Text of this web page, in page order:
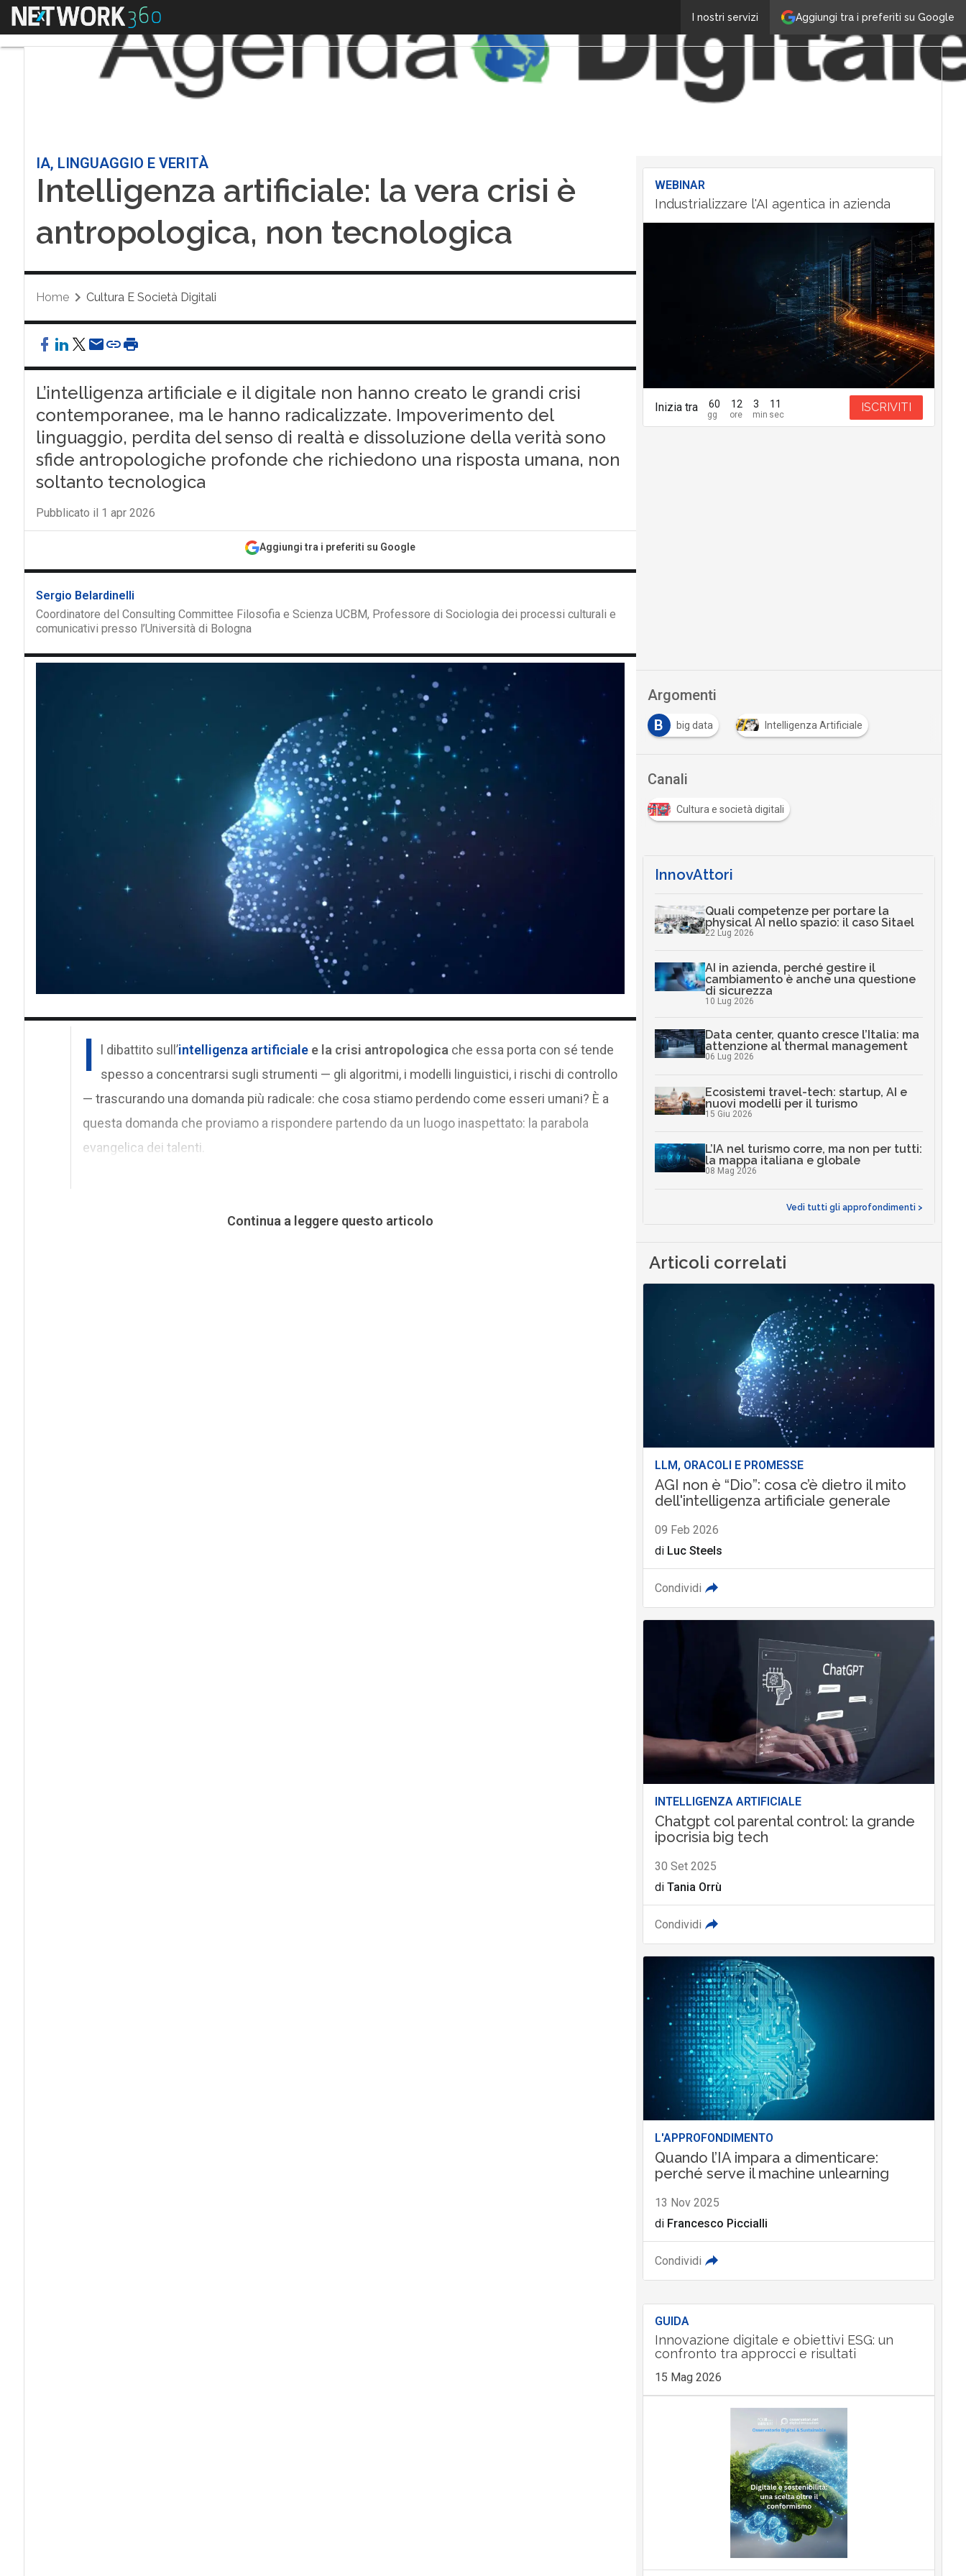
Aggiungi tra i preferiti su Google
I nostri servizi
Menu
IA, LINGUAGGIO E VERITÀ
Intelligenza artificiale: la vera crisi è
antropologica, non tecnologica
Home Cultura E Società Digitali
L’intelligenza artificiale e il digitale non hanno creato le grandi crisi
contemporanee, ma le hanno radicalizzate. Impoverimento del
linguaggio, perdita del senso di realtà e dissoluzione della verità sono
sfide antropologiche profonde che richiedono una risposta umana, non
soltanto tecnologica
Pubblicato il 1 apr 2026
Aggiungi tra i preferiti su Google
Sergio Belardinelli
Coordinatore del Consulting Committee Filosofia e Scienza UCBM, Professore di Sociologia dei processi culturali e
comunicativi presso l’Università di Bologna
I l dibattito sull’intelligenza artificialee la crisi antropologica che essa porta con sé tende
spesso a concentrarsi sugli strumenti — gli algoritmi, i modelli linguistici, i rischi di controllo
— trascurando una domanda più radicale: che cosa stiamo perdendo come esseri umani? È a
questa domanda che proviamo a rispondere partendo da un luogo inaspettato: la parabola
evangelica dei talenti.
Continua a leggere questo articolo
WEBINAR
Industrializzare l'AI agentica in azienda
Inizia tra 60 12 3 10 ISCRIVITI
Argomenti
B
big data Intelligenza Artificiale
Canali
Cultura e società digitali
InnovAttori
Quali competenze per portare la
physical AI nello spazio: il caso Sitael
22 Lug 2026
AI in azienda, perché gestire il
cambiamento è anche una questione
di sicurezza
10 Lug 2026
Data center, quanto cresce l’Italia: ma
attenzione al thermal management
06 Lug 2026
Ecosistemi travel-tech: startup, AI e
nuovi modelli per il turismo
15 Giu 2026
L’IA nel turismo corre, ma non per tutti:
la mappa italiana e globale
08 Mag 2026
Vedi tutti gli approfondimenti >
Articoli correlati
LLM, ORACOLI E PROMESSE
AGI non è “Dio”: cosa c’è dietro il mito
dell'intelligenza artificiale generale
09 Feb 2026
di Luc Steels
Condividi
INTELLIGENZA ARTIFICIALE
Chatgpt col parental control: la grande
ipocrisia big tech
30 Set 2025
di Tania Orrù
Condividi
L'APPROFONDIMENTO
Quando l’IA impara a dimenticare:
perché serve il machine unlearning
13 Nov 2025
di Francesco Piccialli
Condividi
GUIDA
Innovazione digitale e obiettivi ESG: un
confronto tra approcci e risultati
15 Mag 2026